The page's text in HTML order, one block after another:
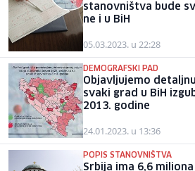
stanovništva bude
ne i u BiH
05.03.2023. u 22:28
DEMOGRAFSKI PAD
Objavljujemo
svaki grad u BiH
2013. godine
24.01.2023. u 13:36
POPIS STANOVNIŠTVA
Srbija ima 6,6